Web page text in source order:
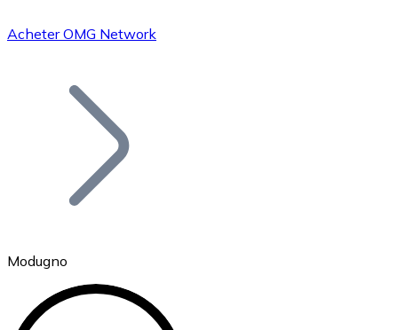
Bitcoin
Acheter OMG Network
Modugno